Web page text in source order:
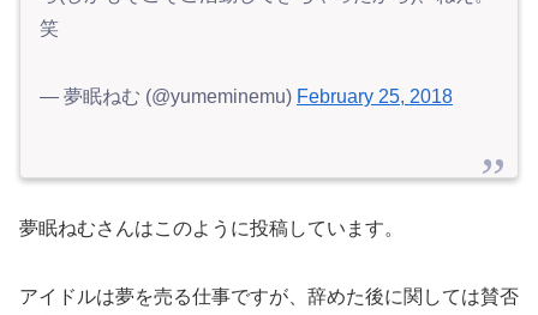
笑
— 夢眠ねむ (@yumeminemu) February 25, 2018
夢眠ねむさんはこのように投稿しています。
アイドルは夢を売る仕事ですが、辞めた後に関しては賛否